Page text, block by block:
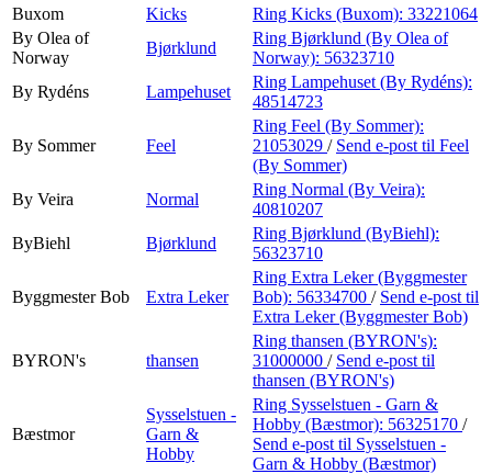
Buxom
Kicks Ring Kicks (Buxom): 33221064
By Olea of
Norway
Bjørklund
Ring Bjørklund (By Olea of
Norway): 56323710
By Rydéns
Lampehuset
Ring Lampehuset (By Rydéns):
48514723
By Sommer Feel
Ring Feel (By Sommer):
21053029 / Send e-post til Feel
(By Sommer)
By Veira
Normal
Ring Normal (By Veira):
40810207
ByBiehl
Bjørklund
Ring Bjørklund (ByBiehl):
56323710
Byggmester Bob Extra Leker
Ring Extra Leker (Byggmester
Bob): 56334700 / Send e-post til
Extra Leker (Byggmester Bob)
BYRON's thansen
Ring thansen (BYRON's):
31000000 / Send e-post til
thansen (BYRON's)
Bæstmor
Sysselstuen -
Garn &
Hobby
Ring Sysselstuen - Garn &
Hobby (Bæstmor): 56325170 /
Send e-post til Sysselstuen -
Garn & Hobby (Bæstmor)